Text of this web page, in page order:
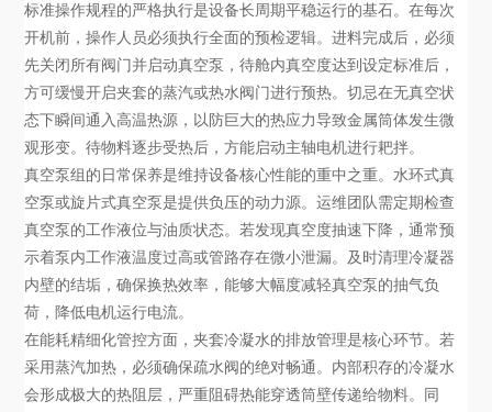
标准操作规程的严格执行是设备长周期平稳运行的基石。在每次
开机前，操作人员必须执行全面的预检逻辑。进料完成后，必须
先关闭所有阀门并启动真空泵，待舱内真空度达到设定标准后，
方可缓慢开启夹套的蒸汽或热水阀门进行预热。切忌在无真空状
态下瞬间通入高温热源，以防巨大的热应力导致金属筒体发生微
观形变。待物料逐步受热后，方能启动主轴电机进行耙拌。
真空泵组的日常保养是维持设备核心性能的重中之重。水环式真
空泵或旋片式真空泵是提供负压的动力源。运维团队需定期检查
真空泵的工作液位与油质状态。若发现真空度抽速下降，通常预
示着泵内工作液温度过高或管路存在微小泄漏。及时清理冷凝器
内壁的结垢，确保换热效率，能够大幅度减轻真空泵的抽气负
荷，降低电机运行电流。
在能耗精细化管控方面，夹套冷凝水的排放管理是核心环节。若
采用蒸汽加热，必须确保疏水阀的绝对畅通。内部积存的冷凝水
会形成极大的热阻层，严重阻碍热能穿透筒壁传递给物料。同